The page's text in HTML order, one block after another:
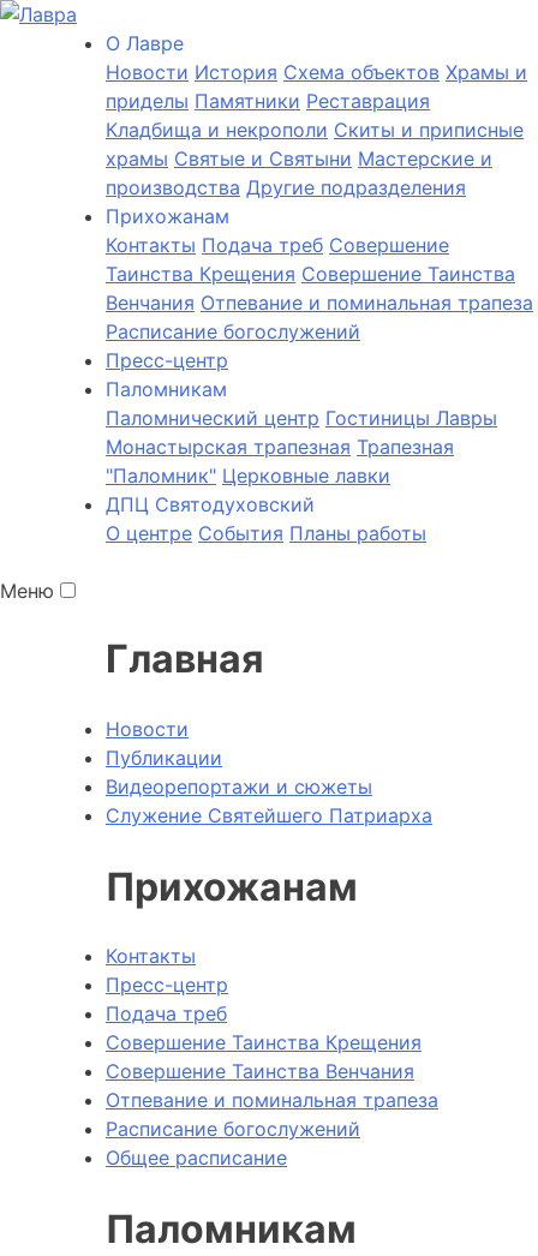
О Лаврe
Новости История Cхема объектов Храмы и
приделы Памятники Реставрация
Кладбища и некрополи Скиты и приписные
храмы Святые и Святыни Мастерские и
производства Другие подразделения
Прихожанам
Контакты Подача треб Совершение
Таинства Крещения Совершение Таинства
Венчания Отпевание и поминальная трапеза
Расписание богослужений
Пресс-центр
Паломникам
Паломнический центр Гостиницы Лавры
Монастырская трапезная Трапезная
"Паломник" Церковные лавки
ДПЦ Святодуховский
О центре События Планы работы
Меню
Главная
Новости
Публикации
Видеорепортажи и сюжеты
Служение Святейшего Патриарха
Прихожанам
Контакты
Пресс-центр
Подача треб
Совершение Таинства Крещения
Совершение Таинства Венчания
Отпевание и поминальная трапеза
Расписание богослужений
Общее расписание
Паломникам